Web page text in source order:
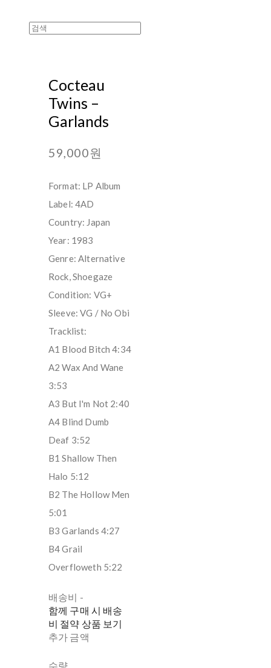
Cocteau
Twins ‎–
Garlands
59,000원
Format: LP Album
Label: 4AD
Country: Japan
Year: 1983
Genre: Alternative
Rock, Shoegaze
Condition: VG+
Sleeve: VG / No Obi
Tracklist:
A1 Blood Bitch 4:34
A2 Wax And Wane
3:53
A3 But I'm Not 2:40
A4 Blind Dumb
Deaf 3:52
B1 Shallow Then
Halo 5:12
B2 The Hollow Men
5:01
B3 Garlands 4:27
B4 Grail
Overfloweth 5:22
배송비 -
함께 구매 시 배송
비 절약 상품 보기
추가 금액
수량